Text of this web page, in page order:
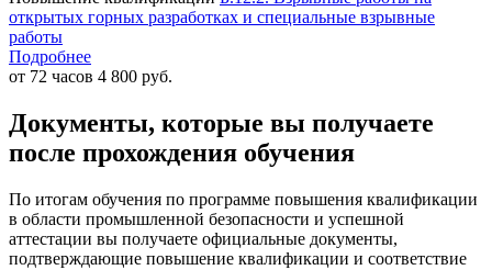
открытых горных разработках и специальные взрывные
работы
Подробнее
от 72 часов 4 800 руб.
Документы, которые вы получаете
после прохождения обучения
По итогам обучения по программе повышения квалификации
в области промышленной безопасности и успешной
аттестации вы получаете официальные документы,
подтверждающие повышение квалификации и соответствие